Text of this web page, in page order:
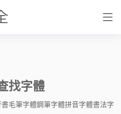
找字體
書毛筆字體鋼筆字體拼音字體書法字